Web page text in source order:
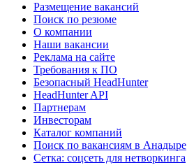
Размещение вакансий
Поиск по резюме
О компании
Наши вакансии
Реклама на сайте
Требования к ПО
Безопасный HeadHunter
HeadHunter API
Партнерам
Инвесторам
Каталог компаний
Поиск по вакансиям в Анадыре
Сетка: соцсеть для нетворкинга